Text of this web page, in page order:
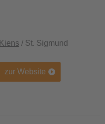
Kiens / St. Sigmund
zur Website